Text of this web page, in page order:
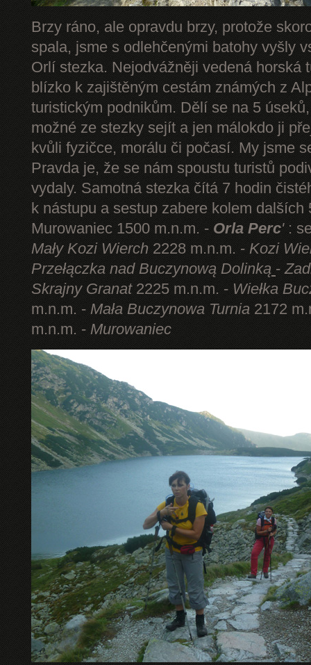
Brzy ráno, ale opravdu brzy, protože
spala, jsme s odlehčenými batohy vyšly
Orlí stezka. Nejodvážněji vedená horská
blízko k zajištěným cestám známých z
turistickým podnikům. Dělí se na 5
možné ze stezky sejít a jen málokdo ji
kvůli fyzičce, morálu či počasí. My jsme
Pravda je, že se nám spoustu turistů
vydaly. Samotná stezka čítá 7 hodin
k nástupu a sestup zabere kolem dalších
Murowaniec 1500 m.n.m. - Orla Perc':
Mały Kozi Wierch 2228 m.n.m. - Kozi
Przełączka nad Buczynową Dolinką -
Skrajny Granat2225 m.n.m. - Wiełka
m.n.m. - Mała Buczynowa Turnia 2172
m.n.m. - Murowaniec